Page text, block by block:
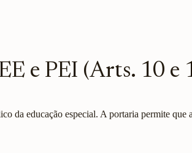
e PEI (Arts. 10 e
da educação especial. A portaria permite